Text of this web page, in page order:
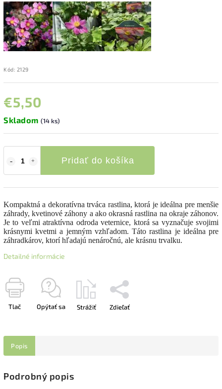
Kód: 2129
€5,50
Skladom (14 ks)
Pridať do košíka
Kompaktná a dekoratívna trváca rastlina, ktorá je ideálna pre menšie
záhrady, kvetinové záhony a ako okrasná rastlina na okraje záhonov.
Je to veľmi atraktívna odroda veternice, ktorá sa vyznačuje svojimi
krásnymi kvetmi a jemným vzhľadom. Táto rastlina je ideálna pre
záhradkárov, ktorí hľadajú nenáročnú, ale krásnu trvalku.
Detailné informácie
Tlač Opýtať sa Strážiť Zdieľať
Popis
Podrobný popis